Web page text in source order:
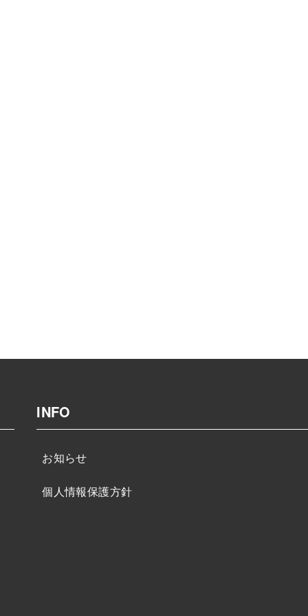
INFO
お知らせ
個人情報保護方針